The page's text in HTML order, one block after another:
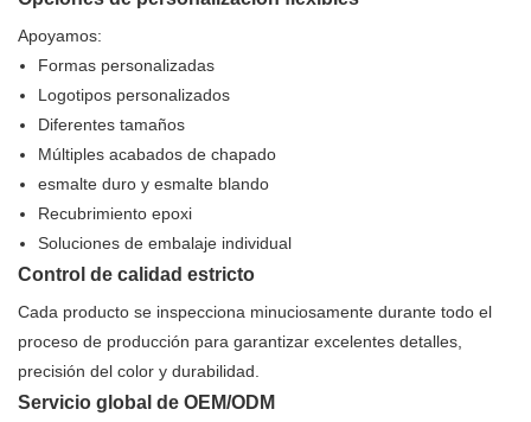
Apoyamos:
Formas personalizadas
Logotipos personalizados
Diferentes tamaños
Múltiples acabados de chapado
esmalte duro y esmalte blando
Recubrimiento epoxi
Soluciones de embalaje individual
Control de calidad estricto
Cada producto se inspecciona minuciosamente durante todo el
proceso de producción para garantizar excelentes detalles,
precisión del color y durabilidad.
Servicio global de OEM/ODM